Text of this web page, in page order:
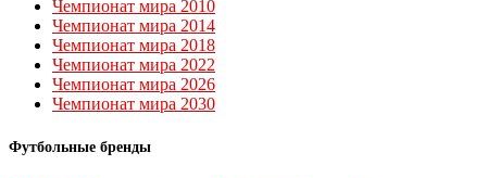
Чемпионат мира 2010
Чемпионат мира 2014
Чемпионат мира 2018
Чемпионат мира 2022
Чемпионат мира 2026
Чемпионат мира 2030
Футбольные бренды